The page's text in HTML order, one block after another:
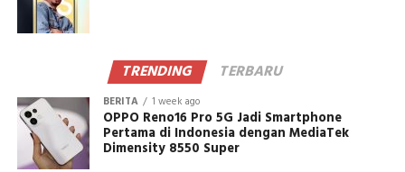
TRENDING TERBARU
BERITA 1 week ago
OPPO Reno16 Pro 5G Jadi Smartphone
Pertama di Indonesia dengan MediaTek
Dimensity 8550 Super